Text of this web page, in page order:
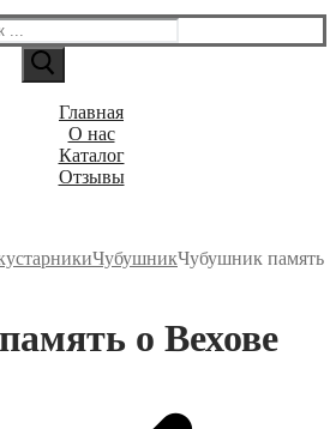
Главная
О нас
Каталог
Отзывы
ЧубушникЧубушник память
о Вехове